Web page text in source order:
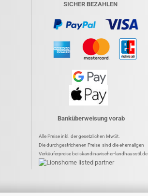
SICHER BEZAHLEN
Banküberweisung vorab
Alle Preise inkl. der gesetzlichen MwSt.
Die durchgestrichenen Preise sind die ehemaligen
Verkäuferpreise bei skandinavischer-landhausstil.de